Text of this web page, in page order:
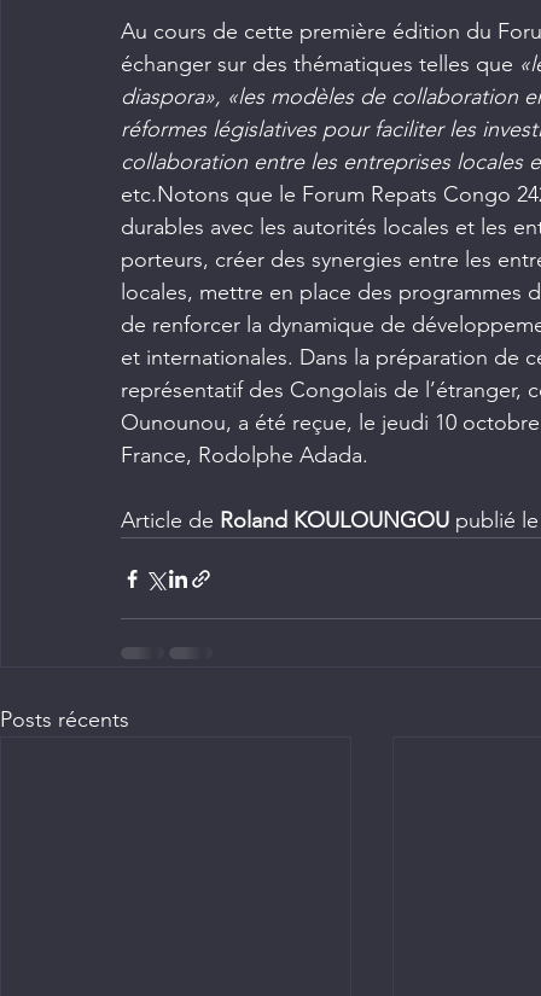
Au cours de cette première édition du
échanger sur des thématiques telles que
diaspora», «les modèles de collaboration
réformes législatives pour faciliter les
collaboration entre les entreprises locales
etc.Notons que le Forum Repats Congo
durables avec les autorités locales et les
porteurs, créer des synergies entre les
locales, mettre en place des
de renforcer la dynamique de
et internationales. Dans la préparation de
représentatif des Congolais de
Ounounou, a été reçue, le jeudi 10
France, Rodolphe Adada.
Article de Roland KOULOUNGOU publié
Posts récents